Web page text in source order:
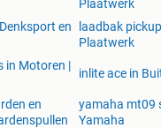
Plaatwerk
en
laadbak
Plaatwerk
in Motoren |
inlite ace in
en
yamaha mt09
Yamaha